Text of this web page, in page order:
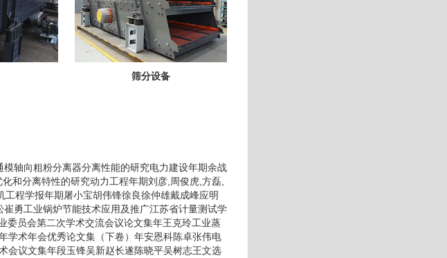
筛分设备
轴向粗粉分离器分离性能的研究电力建设年期余战
和分离特性的研究动力工程年期刘彦,周俊虎,方磊,
程学报年期屠小宝胡伟锋徐良徐仲雄戴成峰应明
勇工业锅炉节能技术应用及推广江苏省计量测试学
委员会第二次学术交流会议论文集年王克玲工业蒸
学术年会优秀论文集（下卷）年安恩科陈卓张伟电
会议文集年段玉锋吴新赵长遂陈晓平吴树志王文选